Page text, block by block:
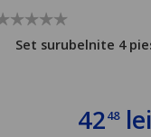
Set surubelnite 4
4248lei